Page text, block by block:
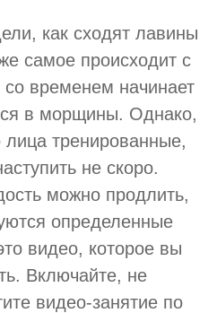
как сходят лавины
самое происходит с
временем начинает
в морщины. Однако,
тренированные,
не скоро.
можно продлить,
определенные
видео, которое вы
Включайте, не
видео-занятие по